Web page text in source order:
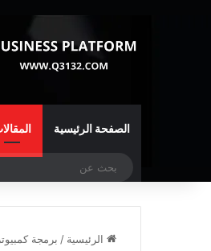
الصفحة الرئيسية
الرئيسية / برمجة